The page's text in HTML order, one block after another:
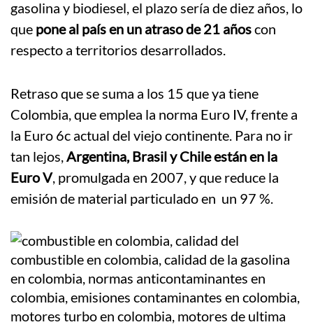
gasolina y biodiesel, el plazo sería de diez años, lo
que pone al país en un atraso de 21 añoscon
respecto a territorios desarrollados.
Retraso que se suma a los 15 que ya tiene
Colombia, que emplea la norma Euro IV, frente a
la Euro 6c actual del viejo continente. Para no ir
tan lejos,Argentina, Brasil y Chile están en la
Euro V, promulgada en 2007, y que reduce la
emisión de material particulado en un 97 %.